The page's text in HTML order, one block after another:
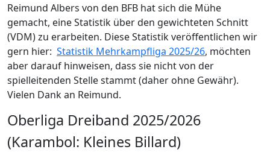
Reimund Albers von den BFB hat sich die Mühe
gemacht, eine Statistik über den gewichteten Schnitt
(VDM) zu erarbeiten. Diese Statistik veröffentlichen wir
gern hier: Statistik Mehrkampfliga 2025/26, möchten
aber darauf hinweisen, dass sie nicht von der
spielleitenden Stelle stammt (daher ohne Gewähr).
Vielen Dank an Reimund.
Oberliga Dreiband 2025/2026
(Karambol: Kleines Billard)